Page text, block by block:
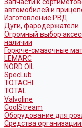
автомобилей и
Изготовление РВД
Дуги, фародержатели
Огромный выбор
наличии
Горюче-смазочные
LEMARC
NORD OIL
SpecLub
TOTACHI
TOTAL
Valvoline
CoolStream
Оборудование для
Средства